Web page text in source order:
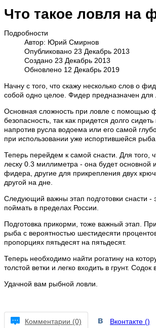
Что такое ловля на
Подробности
Автор: Юрий Смирнов
Опубликовано 23 Декабрь 2013
Создано 23 Декабрь 2013
Обновлено 12 Декабрь 2019
Начну с того, что скажу несколько слов о
собой одно целое. Фидер предназначен
Основная сложность при ловле с помощью
безопасность, так как придется долго
напротив русла водоема или его самой
при использовании уже испортившейся рыба
Теперь перейдем к самой снасти. Для того,
леску 0.3 миллиметра - она будет
фидера, другие для прикрепления двух
другой на дне.
Следующий важны этап подготовки снасти
поймать в пределах России.
Подготовка прикорми, тоже важный этап.
рыба с вероятностью шестидесяти
пропорциях пятьдесят на пятьдесят.
Теперь необходимо найти рогатину на
толстой ветки и легко входить в грунт.
Удачной вам рыбной ловли.
Комментарии (0) Вконтакте ()